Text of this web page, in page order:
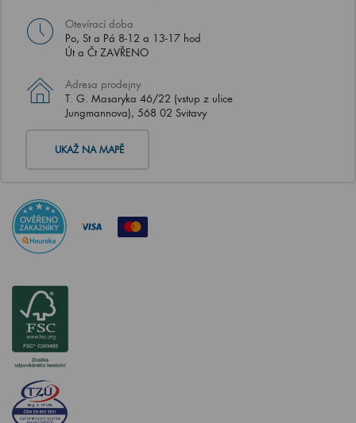
Otevírací doba
Po, St a Pá 8-12 a 13-17 hod
Út a Čt ZAVŘENO
Adresa prodejny
T. G. Masaryka 46/22 (vstup z ulice
Jungmannova), 568 02 Svitavy
UKAŽ NA MAPĚ